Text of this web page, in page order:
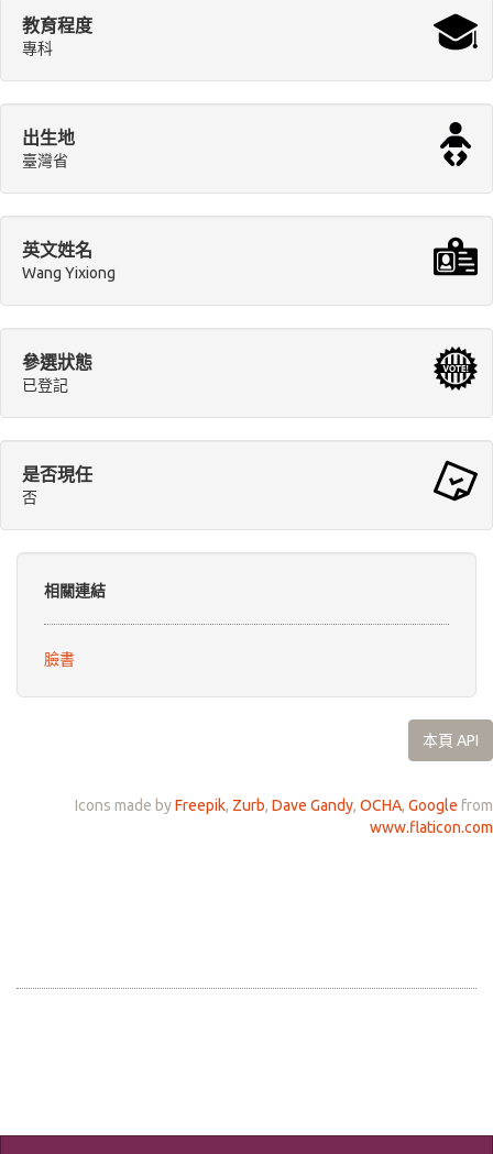
教育程度
專科
出生地
臺灣省
英文姓名
Wang Yixiong
參選狀態
已登記
是否現任
否
相關連結
臉書
本頁 API
Icons made byFreepik, Zurb, Dave Gandy, OCHA, Google from
www.flaticon.com